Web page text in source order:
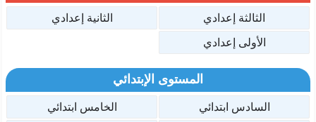
الثالثة إعدادي
الثانية إعدادي
الأولى إعدادي
المستوى الإبتدائي
السادس ابتدائي
الخامس ابتدائي